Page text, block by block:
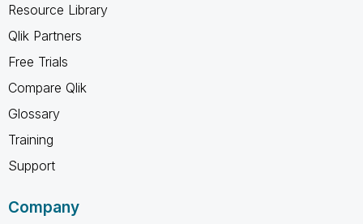
Resource Library
Qlik Partners
Free Trials
Compare Qlik
Glossary
Training
Support
Company